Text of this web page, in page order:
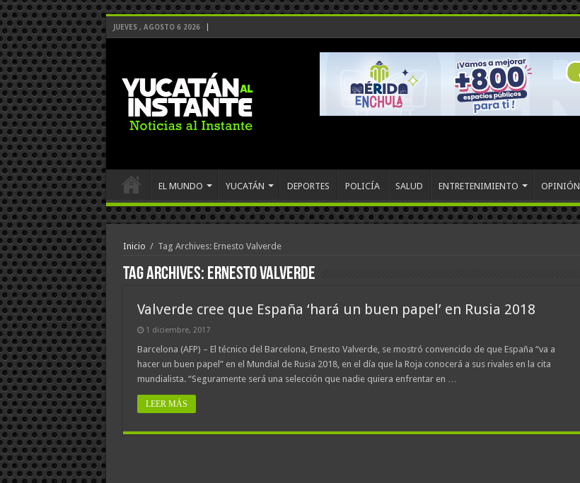
JUEVES , AGOSTO 6 2026
EL MUNDO YUCATÁN DEPORTES POLICÍA SALUD ENTRETENIMIENTO OPINIÓN
Inicio / Tag Archives: Ernesto Valverde
Tag Archives: Ernesto Valverde
Valverde cree que España ‘hará un buen papel’ en Rusia 2018
1 diciembre, 2017
Barcelona (AFP) – El técnico del Barcelona, Ernesto Valverde, se mostró convencido de que España “va a
hacer un buen papel” en el Mundial de Rusia 2018, en el día que la Roja conocerá a sus rivales en la cita
mundialista. “Seguramente será una selección que nadie quiera enfrentar en …
LEER MÁS